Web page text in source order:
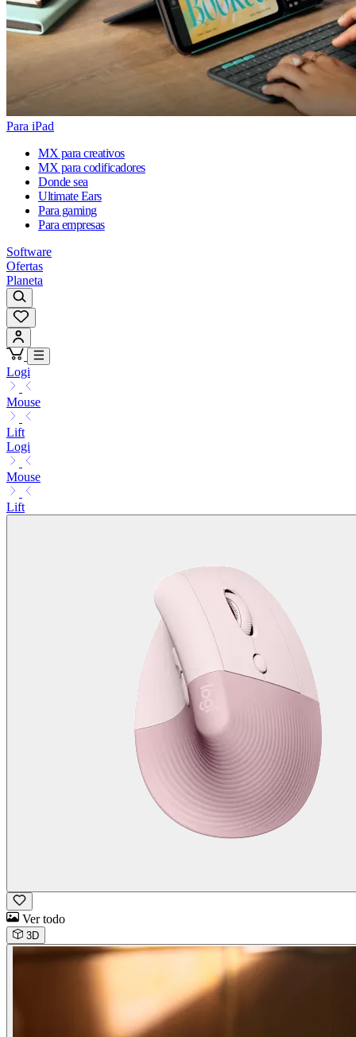
Para iPad
MX para creativos
MX para codificadores
Donde sea
Ultimate Ears
Para gaming
Para empresas
Software
Ofertas
Planeta
Logi
Mouse
Lift
Logi
Mouse
Lift
Ver todo
3D